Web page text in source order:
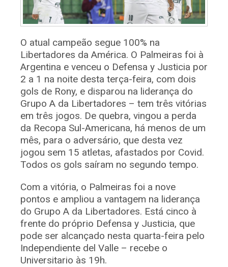
O atual campeão segue 100% na
Libertadores da América. O Palmeiras foi à
Argentina e venceu o Defensa y Justicia por
2 a 1 na noite desta terça-feira, com dois
gols de Rony, e disparou na liderança do
Grupo A da Libertadores – tem três vitórias
em três jogos. De quebra, vingou a perda
da Recopa Sul-Americana, há menos de um
mês, para o adversário, que desta vez
jogou sem 15 atletas, afastados por Covid.
Todos os gols saíram no segundo tempo.
Com a vitória, o Palmeiras foi a nove
pontos e ampliou a vantagem na liderança
do Grupo A da Libertadores. Está cinco à
frente do próprio Defensa y Justicia, que
pode ser alcançado nesta quarta-feira pelo
Independiente del Valle – recebe o
Universitario às 19h.